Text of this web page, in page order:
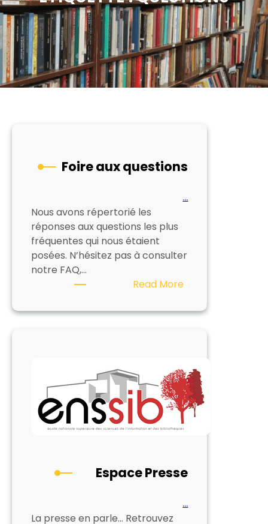
Foire aux questions
…
Nous avons répertorié les
réponses aux questions les plus
fréquentes qui nous étaient
posées. N’hésitez pas à consulter
notre FAQ,…
Read More:
aux
Espace Presse
…
La presse en parle… Retrouvez